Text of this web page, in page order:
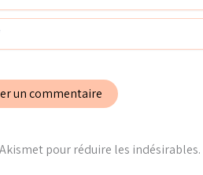
pour réduire les indésirables.